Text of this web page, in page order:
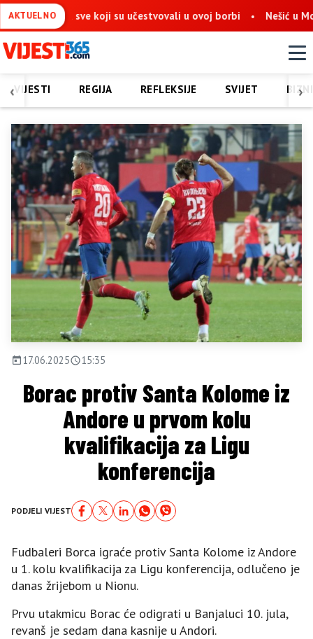
AKTUELNO
koji su učestvovali u ovoj borbi Nešić u Mostaru:
‹ ›
VIJESTI REGIJA REFLEKSIJE SVIJET
17.06.2025 15:35
Borac protiv Santa Kolome iz
Andore u prvom kolu
kvalifikacija za Ligu
konferencija
PODJELI VIJEST
Fudbaleri Borca igraće protiv Santa Kolome iz Andore
u 1. kolu kvalifikacija za Ligu konferencija, odlučeno je
danas žrijebom u Nionu.
Prvu utakmicu Borac će odigrati u Banjaluci 10. jula,
revanš je sedam dana kasnije u Andori.